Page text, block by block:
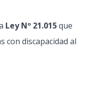
Ley Nº 21.015que
con discapacidad al